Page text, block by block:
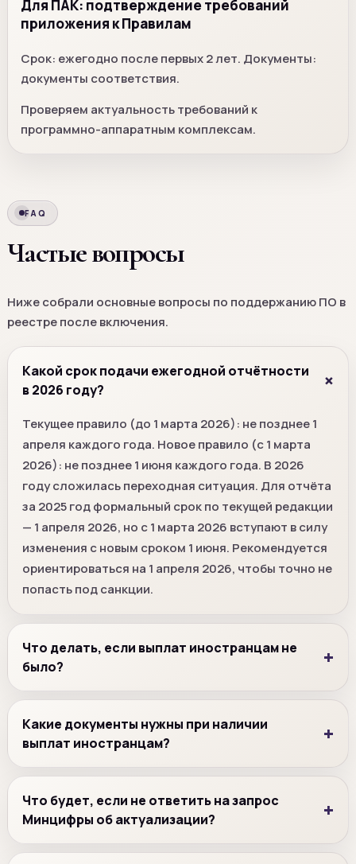
Для ПАК: подтверждение требований
приложения к Правилам
Срок: ежегодно после первых 2 лет. Документы:
документы соответствия.
Проверяем актуальность требований к
программно-аппаратным комплексам.
FAQ
Частые вопросы
Ниже собрали основные вопросы по поддержанию ПО в
реестре после включения.
Какой срок подачи ежегодной отчётности
в 2026 году?
Текущее правило (до 1 марта 2026): не позднее 1
апреля каждого года. Новое правило (с 1 марта
2026): не позднее 1 июня каждого года. В 2026
году сложилась переходная ситуация. Для отчёта
за 2025 год формальный срок по текущей редакции
— 1 апреля 2026, но с 1 марта 2026 вступают в силу
изменения с новым сроком 1 июня. Рекомендуется
ориентироваться на 1 апреля 2026, чтобы точно не
попасть под санкции.
Что делать, если выплат иностранцам не
было?
Какие документы нужны при наличии
выплат иностранцам?
Что будет, если не ответить на запрос
Минцифры об актуализации?